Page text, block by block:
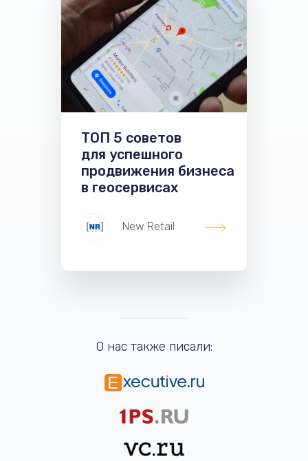
ТОП 5 советов
для успешного
продвижения бизнеса
в геосервисах
New Retail
О нас также писали: